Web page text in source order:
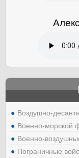
Воздушно-
Военно-морской
Военно-
Пограничные